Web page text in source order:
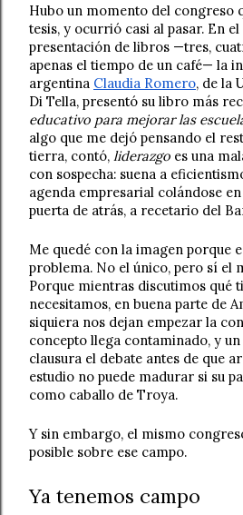
Hubo un momento del congreso
tesis, y ocurrió casi al pasar. En el
presentación de libros —tres,
apenas el tiempo de un café— la
argentina Claudia Romero, de la
Di Tella, presentó su libro más
educativo para mejorar las
algo que me dejó pensando el
tierra, contó, liderazgo es una
con sospecha: suena a
agenda empresarial colándose
puerta de atrás, a recetario del
Me quedé con la imagen porque
problema. No el único, pero sí el
Porque mientras discutimos qué
necesitamos, en buena parte de
siquiera nos dejan empezar la
concepto llega contaminado, y
clausura el debate antes de que
estudio no puede madurar si su
como caballo de Troya.
Y sin embargo, el mismo
posible sobre ese campo.
Ya tenemos campo